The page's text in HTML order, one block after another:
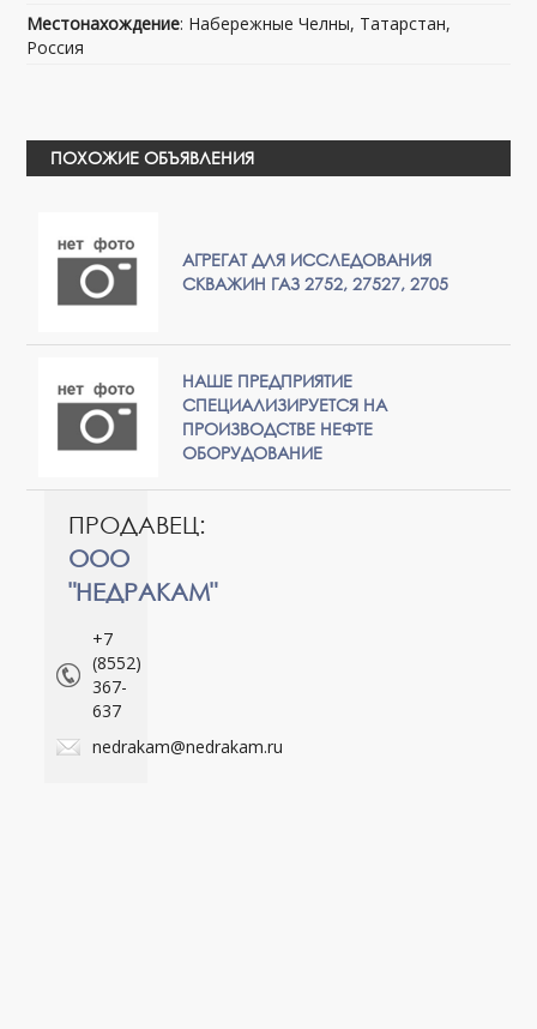
Местонахождение: Набережные Челны, Татарстан,
Россия
ПОХОЖИЕ ОБЪЯВЛЕНИЯ
АГРЕГАТ ДЛЯ ИССЛЕДОВАНИЯ
СКВАЖИН ГАЗ 2752, 27527, 2705
НАШЕ ПРЕДПРИЯТИЕ
СПЕЦИАЛИЗИРУЕТСЯ НА
ПРОИЗВОДСТВЕ НЕФТЕ
ОБОРУДОВАНИЕ
ПРОДАВЕЦ:
ООО
"НЕДРАКАМ"
+7
(8552)
367-
637
nedrakam@nedrakam.ru